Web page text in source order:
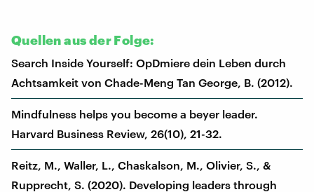
Quellen aus der Folge:
Search Inside Yourself: OpDmiere dein Leben durch
Achtsamkeit von Chade-Meng Tan George, B. (2012).
Mindfulness helps you become a beyer leader.
Harvard Business Review, 26(10), 21-32.
Reitz, M., Waller, L., Chaskalson, M., Olivier, S., &
Rupprecht, S. (2020). Developing leaders through